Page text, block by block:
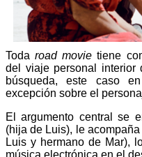
Todaroad movie tiene
del viaje personal interior
búsqueda, este caso
excepción sobre el
El argumento central se
(hija de Luis), le
Luis y hermano de Mar),